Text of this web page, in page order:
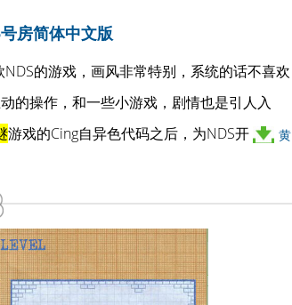
房简体中文版
的游戏，画风非常特别，系统的话不喜欢
的操作，和一些小游戏，剧情也是引人入
游戏的Cing自异色代码之后，为NDS开
黄